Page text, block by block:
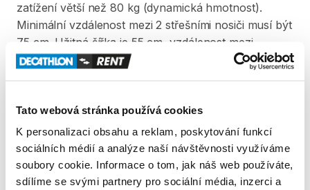
Tato webová stránka používá cookies
K personalizaci obsahu a reklam, poskytování funkcí
sociálních médií a analýze naší návštěvnosti využíváme
soubory cookie. Informace o tom, jak náš web používáte,
sdílíme se svými partnery pro sociální média, inzerci a
zatížení větší než 80 kg (dynamická hmotnost).
Minimální vzdálenost mezi 2 střešními nosiči musí být
75 cm. Užitná šířka je 55 cm vzdálenost mezi
střechou a horní částí musí být
výrobku). Ověřte utažení střešních nosičů
před každým použitím.
Montáž:
Na stavění stanu si vyhraďte cca 20 minut.